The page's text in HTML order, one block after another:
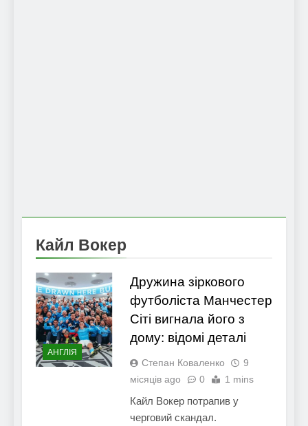
Кайл Вокер
АНГЛІЯ
Дружина зіркового
футболіста Манчестер
Сіті вигнала його з
дому: відомі деталі
Степан Коваленко
9
місяців ago
0 1 mins
Кайл Вокер потрапив у
черговий скандал.